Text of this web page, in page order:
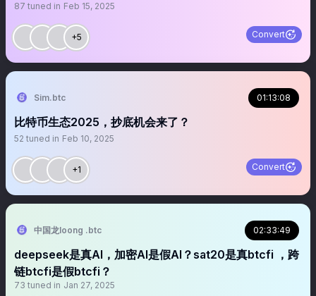
87 tuned in Feb 15, 2025
+5 Convert
Sim.btc 01:13:08
比特币生态2025，抄底机会来了？
52 tuned in Feb 10, 2025
+1 Convert
中国龙loong .btc 02:33:49
deepseek是真AI，加密AI是假AI？sat20是真btcfi ，跨
链btcfi是假btcfi？
73 tuned in Jan 27, 2025